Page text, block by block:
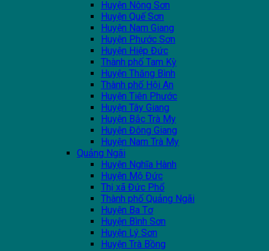
Huyện Nông Sơn
Huyện Quế Sơn
Huyện Nam Giang
Huyện Phước Sơn
Huyện Hiệp Đức
Thành phố Tam Kỳ
Huyện Thăng Bình
Thành phố Hội An
Huyện Tiên Phước
Huyện Tây Giang
Huyện Bắc Trà My
Huyện Đông Giang
Huyện Nam Trà My
Quảng Ngãi
Huyện Nghĩa Hành
Huyện Mộ Đức
Thị xã Đức Phổ
Thành phố Quảng Ngãi
Huyện Ba Tơ
Huyện Bình Sơn
Huyện Lý Sơn
Huyện Trà Bồng